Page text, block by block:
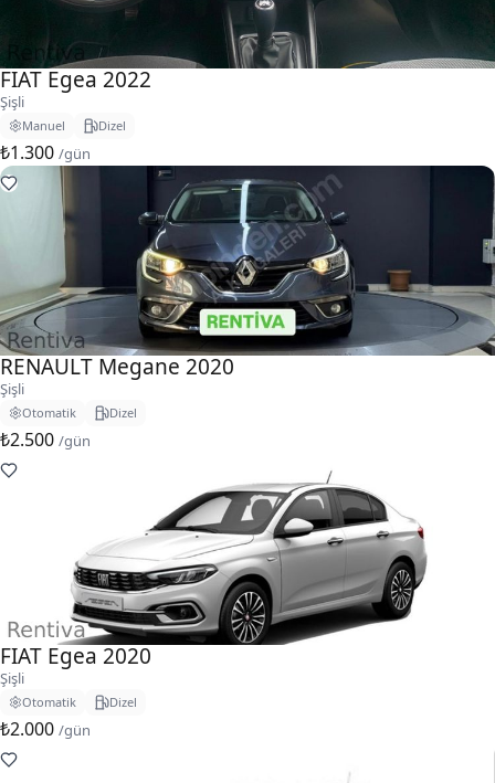
FIAT Egea 2022
Şişli
Manuel Dizel
₺1.300 /gün
RENAULT Megane 2020
Şişli
Otomatik Dizel
₺2.500 /gün
FIAT Egea 2020
Şişli
Otomatik Dizel
₺2.000 /gün